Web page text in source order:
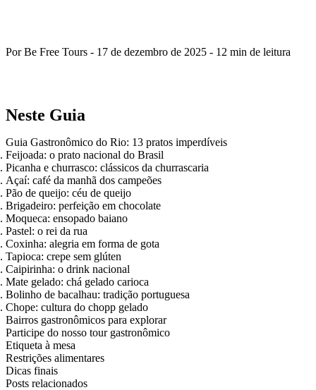
Por Be Free Tours - 17 de dezembro de 2025 - 12 min de leitura
Neste Guia
Guia Gastronômico do Rio: 13 pratos imperdíveis
Feijoada: o prato nacional do Brasil
Picanha e churrasco: clássicos da churrascaria
Açaí: café da manhã dos campeões
Pão de queijo: céu de queijo
Brigadeiro: perfeição em chocolate
Moqueca: ensopado baiano
Pastel: o rei da rua
Coxinha: alegria em forma de gota
Tapioca: crepe sem glúten
Caipirinha: o drink nacional
Mate gelado: chá gelado carioca
Bolinho de bacalhau: tradição portuguesa
Chope: cultura do chopp gelado
Bairros gastronômicos para explorar
Participe do nosso tour gastronômico
Etiqueta à mesa
Restrições alimentares
Dicas finais
Posts relacionados